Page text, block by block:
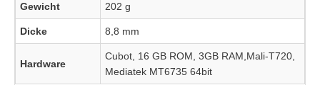
Gewicht 202 g
Dicke 8,8 mm
Hardware
Cubot, 16 GB ROM, 3GB RAM,Mali-T720,
Mediatek MT6735 64bit